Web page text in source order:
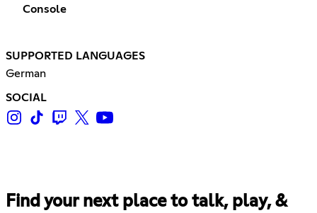
Console
SUPPORTED LANGUAGES
German
SOCIAL
Find your next place to talk, play, &